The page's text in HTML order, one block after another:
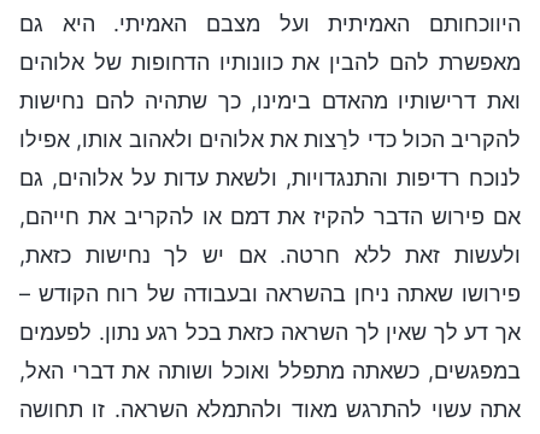
היווכחותם האמיתית ועל מצבם האמיתי. היא גם
מאפשרת להם להבין את כוונותיו הדחופות של אלוהים
ואת דרישותיו מהאדם בימינו, כך שתהיה להם נחישות
להקריב הכול כדי לרַצות את אלוהים ולאהוב אותו, אפילו
לנוכח רדיפות והתנגדויות, ולשאת עדות על אלוהים, גם
אם פירוש הדבר להקיז את דמם או להקריב את חייהם,
ולעשות זאת ללא חרטה. אם יש לך נחישות כזאת,
פירושו שאתה ניחן בהשראה ובעבודה של רוח הקודש –
אך דע לך שאין לך השראה כזאת בכל רגע נתון. לפעמים
במפגשים, כשאתה מתפלל ואוכל ושותה את דברי האל,
אתה עשוי להתרגש מאוד ולהתמלא השראה. זו תחושה